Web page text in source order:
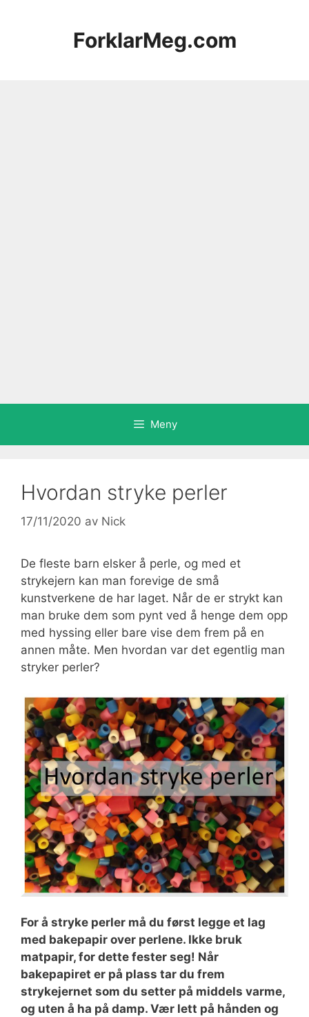
ForklarMeg.com
Meny
Hvordan stryke perler
17/11/2020 av Nick
De fleste barn elsker å perle, og med et
strykejern kan man forevige de små
kunstverkene de har laget. Når de er strykt kan
man bruke dem som pynt ved å henge dem opp
med hyssing eller bare vise dem frem på en
annen måte. Men hvordan var det egentlig man
stryker perler?
For å stryke perler må du først legge et lag
med bakepapir over perlene. Ikke bruk
matpapir, for dette fester seg! Når
bakepapiret er på plass tar du frem
strykejernet som du setter på middels varme,
og uten å ha på damp. Vær lett på hånden og